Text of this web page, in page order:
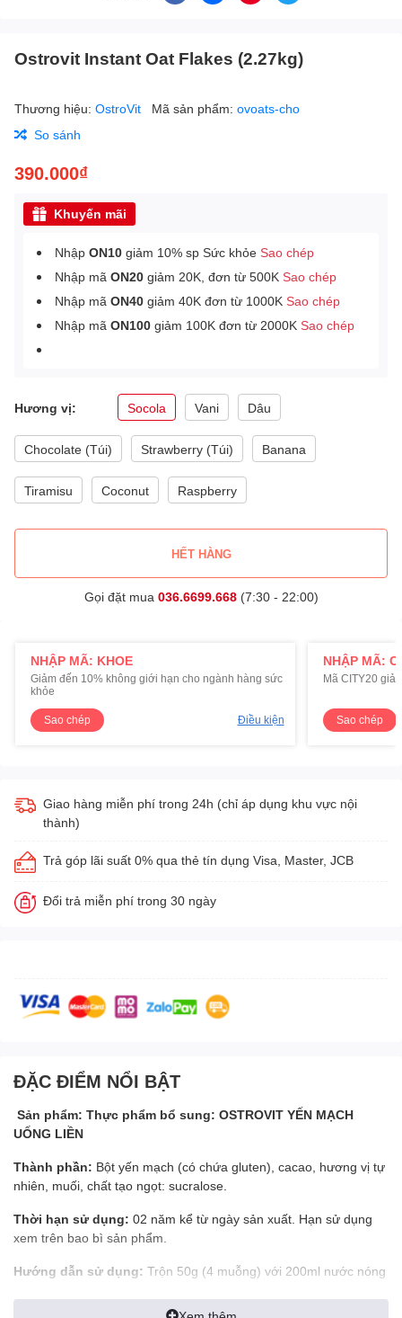
Ostrovit Instant Oat Flakes (2.27kg)
Thương hiệu: OstroVit Mã sản phẩm: ovoats-cho
So sánh
390.000₫
Khuyến mãi
Nhập ON10 giảm 10% sp Sức khỏe Sao chép
Nhập mã ON20 giảm 20K, đơn từ 500K Sao chép
Nhập mã ON40 giảm 40K đơn từ 1000K Sao chép
Nhập mã ON100 giảm 100K đơn từ 2000K Sao chép
Hương vị: Socola Vani Dâu
Chocolate (Túi) Strawberry (Túi) Banana
Tiramisu Coconut Raspberry
HẾT HÀNG
Gọi đặt mua 036.6699.668(7:30 - 22:00)
NHẬP MÃ: KHOE
Giảm đến 10% không giới hạn cho ngành hàng sức
khỏe
Sao chép Điều kiện
NHẬP MÃ:
Mã CITY20
Sao chép
Giao hàng miễn phí trong 24h (chỉ áp dụng khu vực nội
thành)
Trả góp lãi suất 0% qua thẻ tín dụng Visa, Master, JCB
Đổi trả miễn phí trong 30 ngày
ĐẶC ĐIỂM NỔI BẬT
Sản phẩm: Thực phẩm bổ sung: OSTROVIT YẾN MẠCH
UỐNG LIỀN
Thành phần: Bột yến mạch (có chứa gluten), cacao, hương vị tự
nhiên, muối, chất tạo ngọt: sucralose.
Thời hạn sử dụng: 02 năm kể từ ngày sản xuất. Hạn sử dụng
xem trên bao bì sản phẩm.
Hướng dẫn sử dụng: Trộn 50g (4 muỗng) với 200ml nước nóng